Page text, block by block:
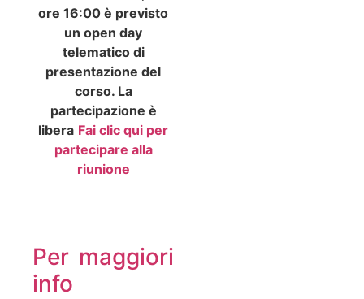
ore 16:00 è previsto
un open day
telematico di
presentazione del
corso. La
partecipazione è
libera Fai clic qui per
partecipare alla
riunione
Per maggiori
info